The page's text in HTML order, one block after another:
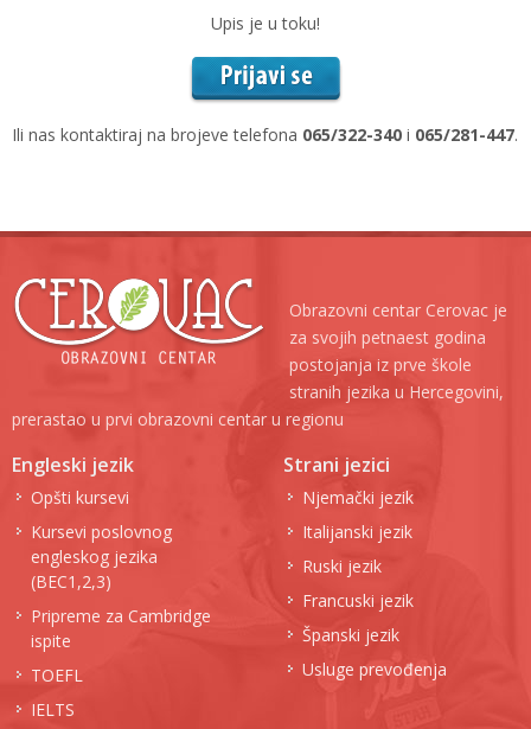
Upis je u toku!
Ili nas kontaktiraj na brojeve telefona 065/322-340 i 065/281-447.
Obrazovni centar Cerovac je
za svojih petnaest godina
postojanja iz prve škole
stranih jezika u Hercegovini,
prerastao u prvi obrazovni centar u regionu
Engleski jezik
Opšti kursevi
Kursevi poslovnog
engleskog jezika
(BEC1,2,3)
Pripreme za Cambridge
ispite
TOEFL
IELTS
Strani jezici
Njemački jezik
Italijanski jezik
Ruski jezik
Francuski jezik
Španski jezik
Usluge prevođenja